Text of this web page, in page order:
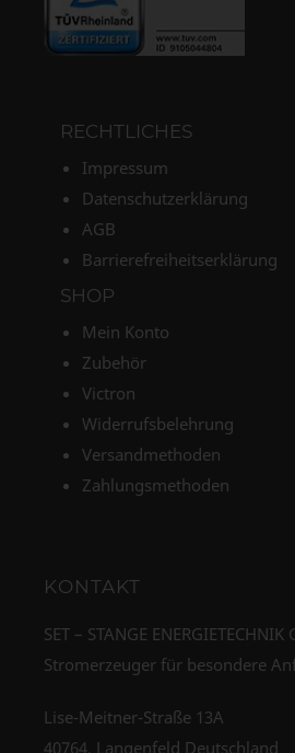
RECHTLICHES
Impressum
Datenschutzerklärung
AGB
Barrierefreiheitserklärung
SHOP
Mein Konto
Zubehör
Victron
Widerrufsbelehrung
Versandmethoden
Zahlungsmethoden
KONTAKT
SET – STANGE ENERGIETECHNIK
Stromerzeuger für besondere
Lise-Meitner-Straße 13A
40764, Langenfeld Deutschland